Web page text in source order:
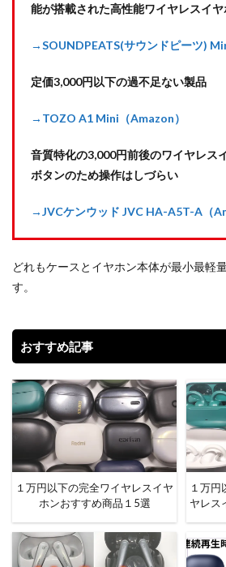
能が搭載された高性能ワイヤレスイ
→SOUNDPEATS(サウンドピーツ)
定価3,000円以下の過不足ない製品
→TOZO A1 Mini（Amazon）
音質特化の3,000円前後のワイヤレス
ボタンのため操作はしづらい
→JVCケンウッド JVC HA-A5T-A（
どれもケースとイヤホン本体が最小最軽
す。
おすすめ記事
１万円以下の完全ワイヤレスイヤ
ホンおすすめ商品１5選
１万円
ヤレス